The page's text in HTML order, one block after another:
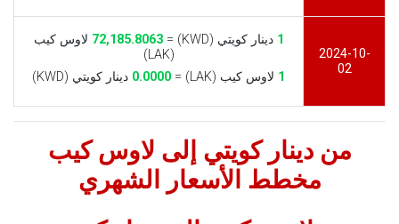
2024-10-
02
1 دينار كويتي (KWD) = 72,185.8063 لاوس كيب
(LAK)
1 لاوس كيب (LAK) = 0.0000 دينار كويتي (KWD)
من دينار كويتي إلى لاوس كيب
مخطط الأسعار الشهري